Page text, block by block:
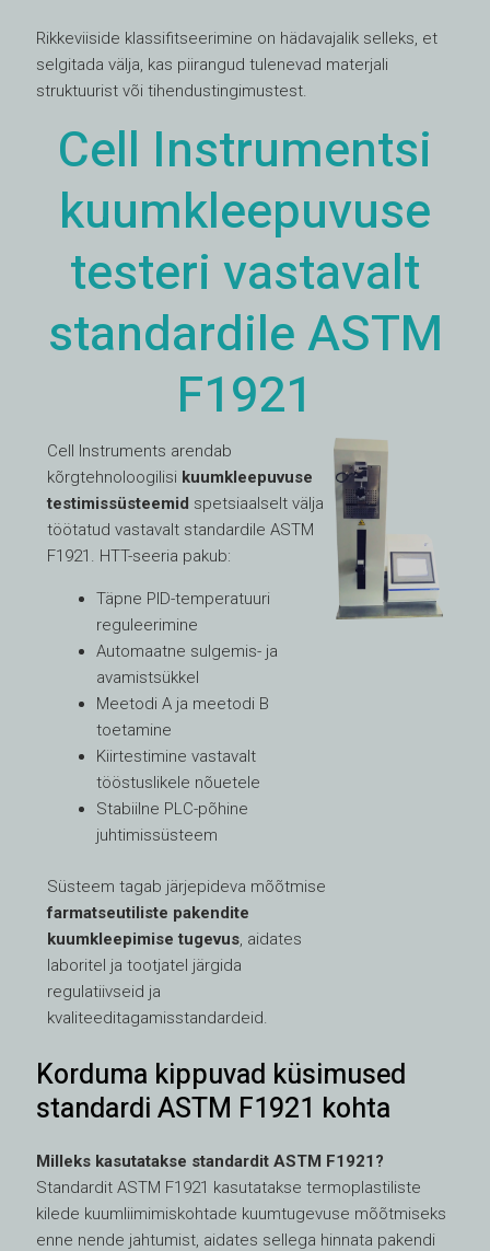
Rikkeviiside klassifitseerimine on hädavajalik selleks, et
selgitada välja, kas piirangud tulenevad materjali
struktuurist või tihendustingimustest.
Cell Instrumentsi
kuumkleepuvuse
testeri vastavalt
standardile ASTM
F1921
Cell Instruments arendab
kõrgtehnoloogilisi kuumkleepuvuse
testimissüsteemid spetsiaalselt välja
töötatud vastavalt standardile ASTM
F1921. HTT-seeria pakub:
Täpne PID-temperatuuri
reguleerimine
Automaatne sulgemis- ja
avamistsükkel
Meetodi A ja meetodi B
toetamine
Kiirtestimine vastavalt
tööstuslikele nõuetele
Stabiilne PLC-põhine
juhtimissüsteem
Süsteem tagab järjepideva mõõtmise
farmatseutiliste pakendite
kuumkleepimise tugevus , aidates
laboritel ja tootjatel järgida
regulatiivseid ja
kvaliteeditagamisstandardeid.
Korduma kippuvad küsimused
standardi ASTM F1921 kohta
Milleks kasutatakse standardit ASTM F1921?
Standardit ASTM F1921 kasutatakse termoplastiliste
kilede kuumliimimiskohtade kuumtugevuse mõõtmiseks
enne nende jahtumist, aidates sellega hinnata pakendi